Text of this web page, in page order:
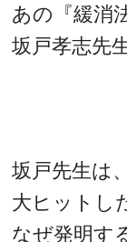
あの『緩消
坂戸孝志先
坂戸先生は、
大ヒットし
なぜ発明す